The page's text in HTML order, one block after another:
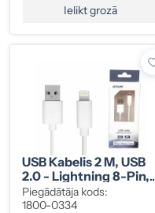
Ielikt grozā
USB Kabelis 2 M, USB
2.0 - Lightning 8-Pin,
Balts
Piegādātāja kods:
1800-0334